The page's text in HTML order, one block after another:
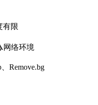
有限
网络环境
Remove.bg